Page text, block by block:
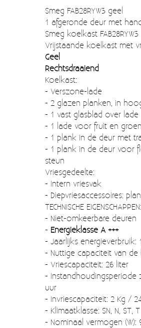
Smeg 50s klein elektro
Afvalemmers
Emaille
Moccamaster (De beste kop
Vintage
EINDE REEKSEN
Smeg FAB28RYW3 geel
1 afgeronde deur met
Smeg koelkast FAB28RYW3
Vrijstaande koelkast met
Geel
Rechtsdraaiend
Koelkast:
- Verszone-lade
- 2 glazen planken, in
- 1 vast glasblad over lade
- 1 lade voor fruit en
- 1 plank in de deur met
- 1 plank in de deur voor
steun
Vriesgedeelte:
- Intern vriesvak
- Diepvriesaccessoires:
TECHNISCHE EIGENSCHAPPEN:
- Niet-omkeerbare deuren
- Energieklasse A +++
- Jaarlijks energieverbruik:
- Nuttige capaciteit van de
- Vriescapaciteit: 26 liter
- Instandhoudingsperiode
uur
- Invriescapaciteit: 2 Kg /
- Klimaatklasse: SN, N, ST, T
- Nominaal vermogen (W):